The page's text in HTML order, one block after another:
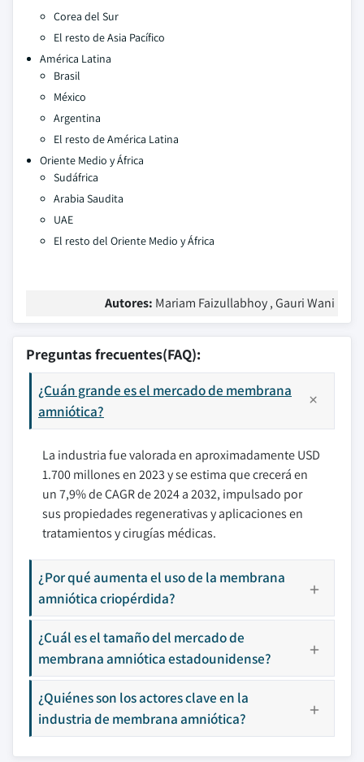
Corea del Sur
El resto de Asia Pacífico
América Latina
Brasil
México
Argentina
El resto de América Latina
Oriente Medio y África
Sudáfrica
Arabia Saudita
UAE
El resto del Oriente Medio y África
Autores: Mariam Faizullabhoy , Gauri Wani
Preguntas frecuentes(FAQ):
¿Cuán grande es el mercado de membrana
amniótica?
La industria fue valorada en aproximadamente USD
1.700 millones en 2023 y se estima que crecerá en
un 7,9% de CAGR de 2024 a 2032, impulsado por
sus propiedades regenerativas y aplicaciones en
tratamientos y cirugías médicas.
¿Por qué aumenta el uso de la membrana
amniótica criopérdida?
¿Cuál es el tamaño del mercado de
membrana amniótica estadounidense?
¿Quiénes son los actores clave en la
industria de membrana amniótica?